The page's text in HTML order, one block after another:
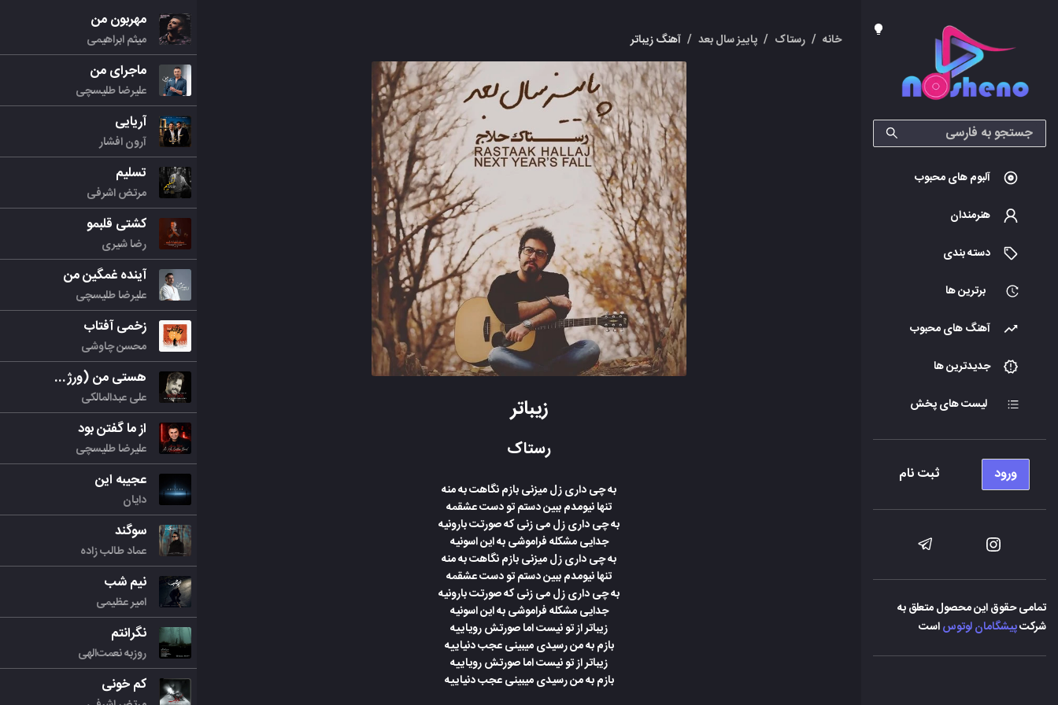
آلبوم های محبوب
هنرمندان
دسته بندی
برترین ها
آهنگ های محبوب
جدیدترین ها
لیست های پخش
ورود ثبت نام
تمامی حقوق این محصول متعلق به
شرکتپیشگامان لوتوساست
خانه / رستاک / پاییز سال بعد / آهنگ زیباتر
زیباتر
رستاک
به چی داری زل میزنی بازم نگاهت به منه
تنها نیومدم ببین دستم تو دست عشقمه
به چی داری زل می زنی که صورتت بارونیه
جدایی مشکله فراموشی به این اسونیه
به چی داری زل میزنی بازم نگاهت به منه
تنها نیومدم ببین دستم تو دست عشقمه
به چی داری زل می زنی که صورتت بارونیه
جدایی مشکله فراموشی به این اسونیه
زیباتر از تو نیست اما صورتش رویاییه
بازم به من رسیدی میبینی عجب دنیاییه
زیباتر از تو نیست اما صورتش رویاییه
بازم به من رسیدی میبینی عجب دنیاییه
مهربون من
میثم ابراهیمی
ماجرای من
علیرضا طلیسچی
آریایی
آرون افشار
تسلیم
مرتض اشرفی
کشتی قلبمو
رضا شیری
آینده غمگین من
علیرضا طلیسچی
زخمی آفتاب
محسن چاوشی
هستی من (ورژن جدید)
علی عبدالمالکی
از ما گفتن بود
علیرضا طلیسچی
عجیبه این
دایان
سوگند
عماد طالب زاده
نیم شب
امیر عظیمی
نگرانتم
روزبه نعمت‌الهی
کم خونی